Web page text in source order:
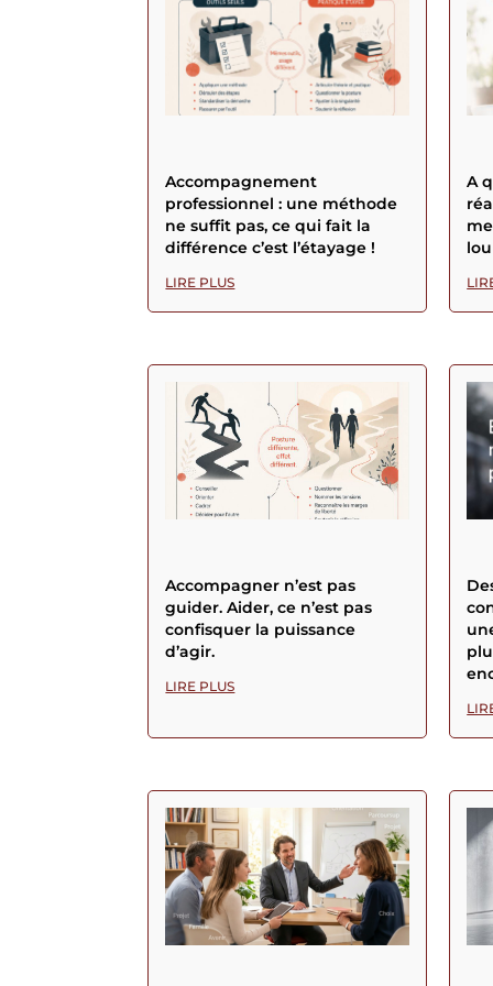
Accompagnement
professionnel : une méthode
ne suffit pas, ce qui fait la
différence c’est l’étayage !
LIRE PLUS
A
Accompagner n’est pas
guider. Aider, ce n’est pas
confisquer la puissance
d’agir.
LIRE PLUS